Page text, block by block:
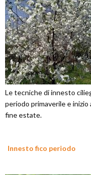
Le tecniche di innesto
periodo primaverile e
fine estate.
Innesto fico periodo